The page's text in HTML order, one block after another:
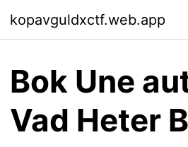
kopavguldxctf.web.app
Bok Une
Vad Heter